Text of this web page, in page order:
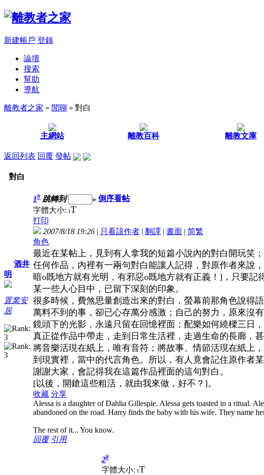
新建帳戶 登錄
論壇
搜索
幫助
導航
離教者之家 » 閒聊 » 對白
主網站 離教百科 離教文庫
返回列表 回覆 發帖
對白
酒井
明
置業安
居
1# 跳轉到 » 倒序看帖
字體大小: tT
打印
2007/8/18 19:26 | 只看該作者 | 翻譯 | 書面 | 简繁
角色
最近在某帖上，見到有人拿我的短篇小說內的對白開玩笑
任何作品，內裡有一兩句對白能讓人記得，對原作者來說
暗o既地方就有光明，有邪惡o既地方就有正義！]，只要
某一些人心目中，已留下深刻的印象。
很多時候，費煞思量創造出來的對白，螢幕前那角色說得
萬料不到的事，卻已心存萬分感激；自己的努力，原來沒
鏡頭下的光影，永遠只留在回憶裡面；配樂如何繞樑三日
真正從作品中帶走，走到日常生活裡，走過生命的長廊，
將音樂活現在紙上，唯有音符；將故事、情節活現在紙上
到現實裡，當中的代言角色。所以，有人竟會記住原作者
謝謝大家，會記得我在這篇作品裡面的這句對白。
[以後，開鎗這些粗活，就由我來做，好不？]。
收藏 分享
Alessa is a daughter of Dahlia Gillespie. Alessa gets toasted in a ritual.
abandoned on the road. Harry finds the baby with his wife. They name
The rest of it... You know.
回覆 引用
2#
字體大小: tT